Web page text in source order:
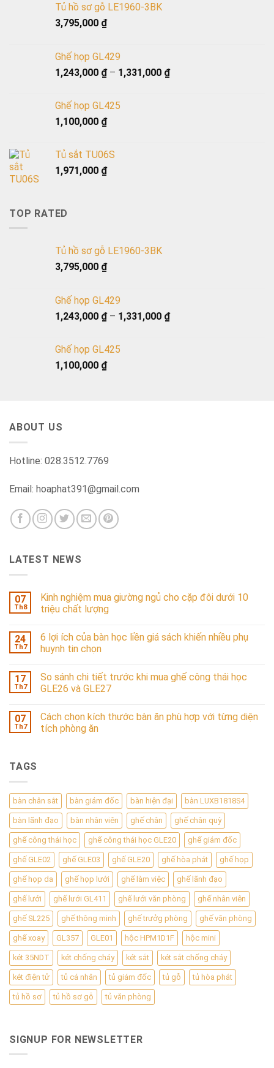
Tủ hồ sơ gỗ LE1960-3BK
3,795,000 ₫
Ghế họp GL429
1,243,000 ₫– 1,331,000 ₫
Ghế họp GL425
1,100,000 ₫
Tủ sắt TU06S
1,971,000 ₫
TOP RATED
Tủ hồ sơ gỗ LE1960-3BK
3,795,000 ₫
Ghế họp GL429
1,243,000 ₫– 1,331,000 ₫
Ghế họp GL425
1,100,000 ₫
ABOUT US
Hotline: 028.3512.7769
Email: hoaphat391@gmail.com
LATEST NEWS
07
Th8
Kinh nghiệm mua giường ngủ cho cặp đôi dưới 10
triệu chất lượng
24
Th7
6 lợi ích của bàn học liền giá sách khiến nhiều phụ
huynh tin chọn
17
Th7
So sánh chi tiết trước khi mua ghế công thái học
GLE26 và GLE27
07
Th7
Cách chọn kích thước bàn ăn phù hợp với từng diện
tích phòng ăn
TAGS
bàn chân sắt bàn giám đốc bàn hiện đại bàn LUXB1818S4
bàn lãnh đạo bàn nhân viên ghế chân ghế chân quỳ
ghế công thái học ghế công thái học GLE20 ghế giám đốc
ghế GLE02 ghế GLE03 ghế GLE20 ghế hòa phát ghế họp
ghế họp da ghế họp lưới ghế làm việc ghế lãnh đạo
ghế lưới ghế lưới GL411 ghế lưới văn phòng ghế nhân viên
ghế SL225 ghế thông minh ghế trưởg phòng ghế văn phòng
ghế xoay GL357 GLE01 hộc HPM1D1F hộc mini
két 35NDT két chống cháy két sắt két sắt chống cháy
két điện tử tủ cá nhân tủ giám đốc tủ gỗ tủ hòa phát
tủ hồ sơ tủ hồ sơ gỗ tủ văn phòng
SIGNUP FOR NEWSLETTER